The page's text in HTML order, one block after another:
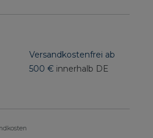
Versandkostenfrei ab
500 € innerhalb DE